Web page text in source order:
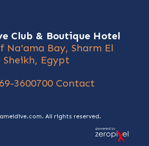
Club & Boutique Hotel
Na'ama Bay, Sharm El
Sheikh, Egypt
3600700 Contact
All rights reserved.